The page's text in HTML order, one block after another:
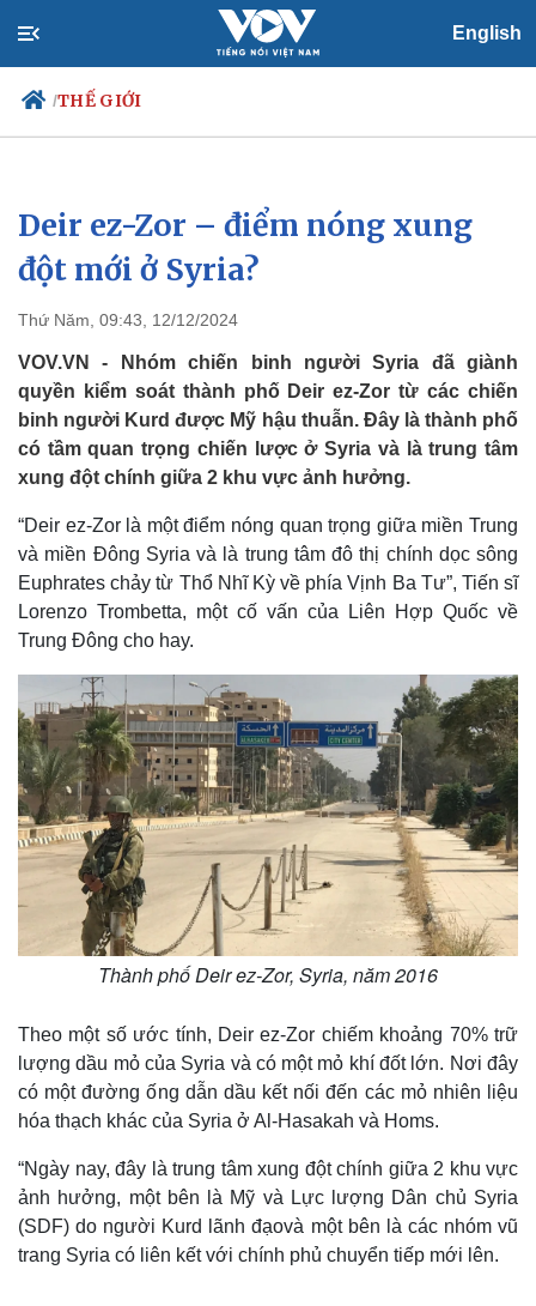
English
/THẾ GIỚI
Chính trị
Đảng
Tổ chức nhân sự
Nhận diện sự thật
Xã hội
Việc làm
Biển đảo
Deir ez-Zor – điểm nóng xung
đột mới ở Syria?
Thứ Năm, 09:43, 12/12/2024
VOV.VN - Nhóm chiến binh người Syria đã giành
quyền kiểm soát thành phố Deir ez-Zor từ các chiến
binh người Kurd được Mỹ hậu thuẫn. Đây là thành phố
có tầm quan trọng chiến lược ở Syria và là trung tâm
xung đột chính giữa 2 khu vực ảnh hưởng.
“Deir ez-Zor là một điểm nóng quan trọng giữa miền Trung
và miền Đông Syria và là trung tâm đô thị chính dọc sông
Euphrates chảy từ Thổ Nhĩ Kỳ về phía Vịnh Ba Tư”, Tiến sĩ
Lorenzo Trombetta, một cố vấn của Liên Hợp Quốc về
Trung Đông cho hay.
Thành phố Deir ez-Zor, Syria, năm 2016
Theo một số ước tính, Deir ez-Zor chiếm khoảng 70% trữ
lượng dầu mỏ của Syria và có một mỏ khí đốt lớn. Nơi đây
có một đường ống dẫn dầu kết nối đến các mỏ nhiên liệu
hóa thạch khác của Syria ở Al-Hasakah và Homs.
“Ngày nay, đây là trung tâm xung đột chính giữa 2 khu vực
ảnh hưởng, một bên là Mỹ và Lực lượng Dân chủ Syria
(SDF) do người Kurd lãnh đạovà một bên là các nhóm vũ
trang Syria có liên kết với chính phủ chuyển tiếp mới lên.